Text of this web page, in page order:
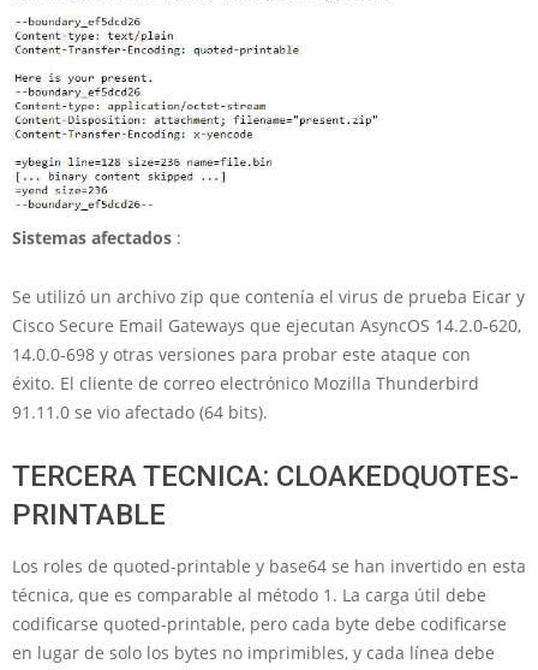
Sistemas afectados :
Se utilizó un archivo zip que contenía el virus de prueba Eicar y
Cisco Secure Email Gateways que ejecutan AsyncOS 14.2.0-620,
14.0.0-698 y otras versiones para probar este ataque con
éxito. El cliente de correo electrónico Mozilla Thunderbird
91.11.0 se vio afectado (64 bits).
TERCERA TECNICA: CLOAKEDQUOTES-
PRINTABLE
Los roles de quoted-printable y base64 se han invertido en esta
técnica, que es comparable al método 1. La carga útil debe
codificarse quoted-printable, pero cada byte debe codificarse
en lugar de solo los bytes no imprimibles, y cada línea debe